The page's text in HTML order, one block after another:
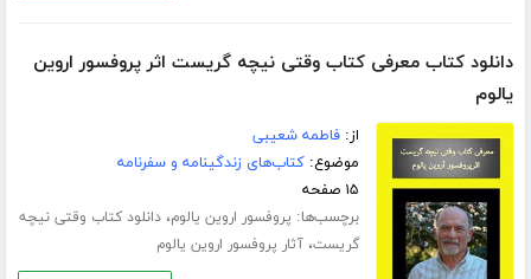
دانلود کتاب معرفی کتاب وقتی نیچه گریست اثر پروفسور اروین
یالوم
از:فاطمه شعیبی
موضوع:کتاب‌های زندگینامه و سفرنامه
۱۵ صفحه
برچسب‌ها: پروفسور اروین یالوم،دانلود کتاب وقتی نیچه
گریست،آثار پروفسور اروین یالوم